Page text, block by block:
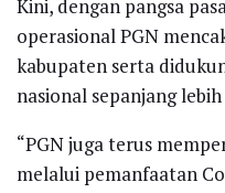
Kini, dengan pangsa
operasional PGN
kabupaten serta
nasional sepanjang
“PGN juga terus
melalui pemanfaatan